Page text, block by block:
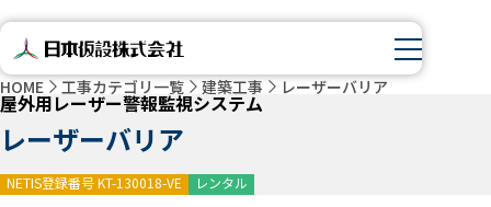
HOME 工事カテゴリ一覧 建築工事 レーザーバリア
屋外用レーザー警報監視システム
レーザーバリア
NETIS登録番号 KT-130018-VE レンタル